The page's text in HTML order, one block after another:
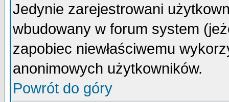
Jedynie zarejestrowani
wbudowany w forum system
zapobiec niewłaściwemu
anonimowych użytkowników.
Powrót do góry